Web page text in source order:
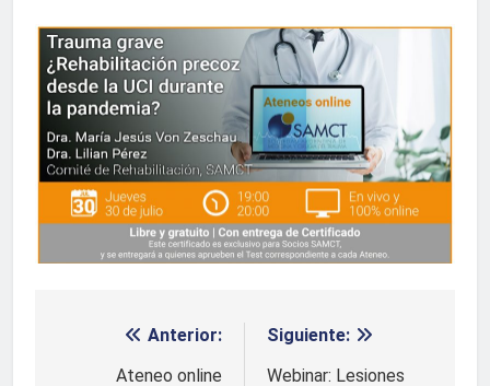
Navegación
Anterior:
Ateneo online
Siguiente:
Webinar: Lesiones